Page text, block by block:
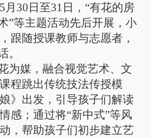
30日至31日，“有花的房
”等主题活动先后开展，小
跟随授课教师与志愿者，
。
为媒，融合视觉艺术、文
程跳出传统技法传授模
》出发，引导孩子们解读
感；通过将“新中式”等风
，帮助孩子们初步建立艺